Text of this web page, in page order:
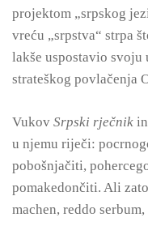
projektom „srpskog
vreću „srpstva“ strpa
lakše uspostavio svoju
strateškog povlačenja
Vukov Srpski rječnik
u njemu riječi:
pobošnjačiti,
pomakedončiti. Ali
machen, reddo